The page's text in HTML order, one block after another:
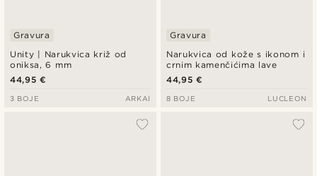
Unity | Narukvica križ od
oniksa, 6 mm
Gravura
44,95 €
3 BOJE ARKAI
Narukvica od kože s ikonom i
crnim kamenčićima lave
Gravura
44,95 €
8 BOJE LUCLEON